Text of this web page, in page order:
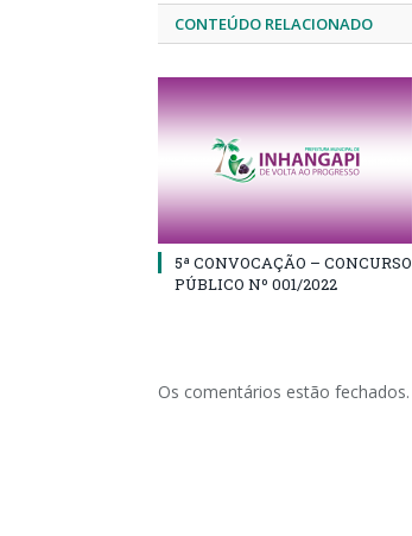
CONTEÚDO RELACIONADO
5ª CONVOCAÇÃO – CONCURSO
PÚBLICO Nº 001/2022
Os comentários estão fechados.